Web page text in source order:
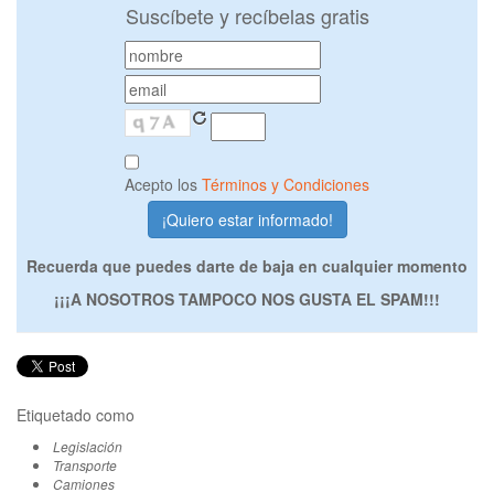
Suscíbete y recíbelas gratis
Acepto los Términos y Condiciones
Recuerda que puedes darte de baja en cualquier momento
¡¡¡A NOSOTROS TAMPOCO NOS GUSTA EL SPAM!!!
Etiquetado como
Legislación
Transporte
Camiones